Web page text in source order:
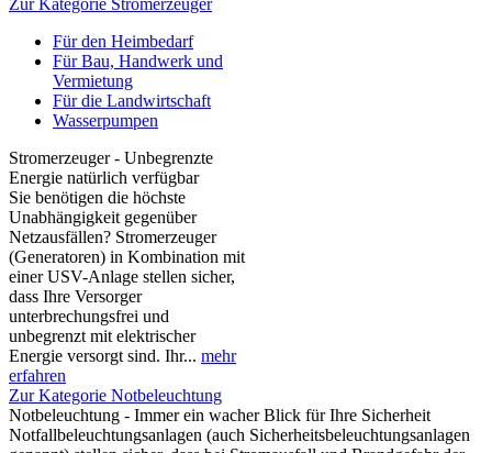
Zur Kategorie Stromerzeuger
Für den Heimbedarf
Für Bau, Handwerk und
Vermietung
Für die Landwirtschaft
Wasserpumpen
Stromerzeuger - Unbegrenzte
Energie natürlich verfügbar
Sie benötigen die höchste
Unabhängigkeit gegenüber
Netzausfällen? Stromerzeuger
(Generatoren) in Kombination mit
einer USV-Anlage stellen sicher,
dass Ihre Versorger
unterbrechungsfrei und
unbegrenzt mit elektrischer
Energie versorgt sind. Ihr... mehr
erfahren
Zur Kategorie Notbeleuchtung
Notbeleuchtung - Immer ein wacher Blick für Ihre Sicherheit
Notfallbeleuchtungsanlagen (auch Sicherheitsbeleuchtungsanlagen